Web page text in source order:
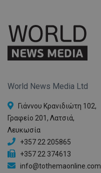
World News Media Ltd
Γιάννου Κρανιδιώτη 102,
Γραφείο 201, Λατσιά,
Λευκωσία
+357 22 205865
+357 22 374613
info@tothemaonline.com